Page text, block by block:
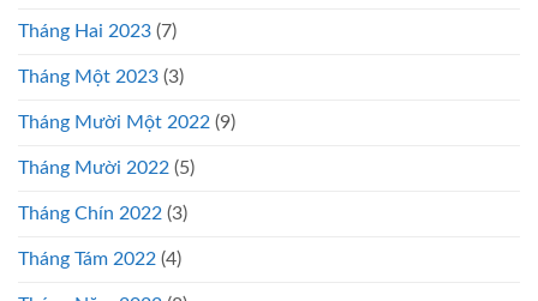
Tháng Hai 2023 (7)
Tháng Một 2023 (3)
Tháng Mười Một 2022 (9)
Tháng Mười 2022 (5)
Tháng Chín 2022 (3)
Tháng Tám 2022 (4)